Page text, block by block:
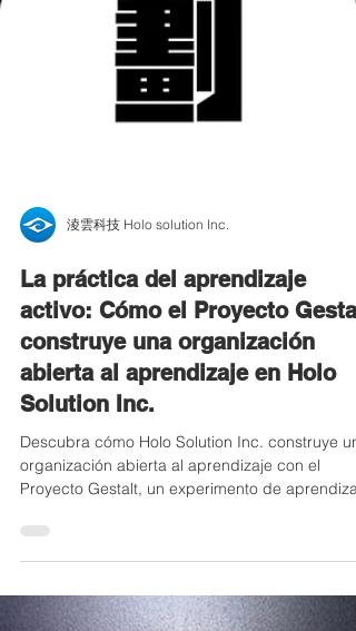
La práctica del aprendizaje
construye una organización
Solution Inc.